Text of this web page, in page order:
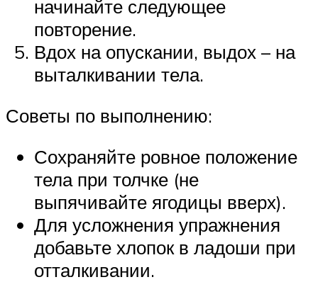
начинайте следующее
повторение.
Вдох на опускании, выдох – на
выталкивании тела.
Советы по выполнению:
Сохраняйте ровное положение
тела при толчке (не
выпячивайте ягодицы вверх).
Для усложнения упражнения
добавьте хлопок в ладоши при
отталкивании.